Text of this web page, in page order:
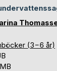
(3−6 år)